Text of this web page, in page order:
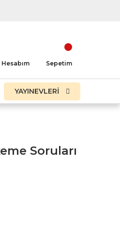
Hesabım Sepetim
YAYINEVLERİ
Soruları